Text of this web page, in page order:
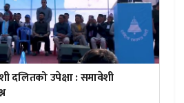
दलितको उपेक्षा : समावेशी